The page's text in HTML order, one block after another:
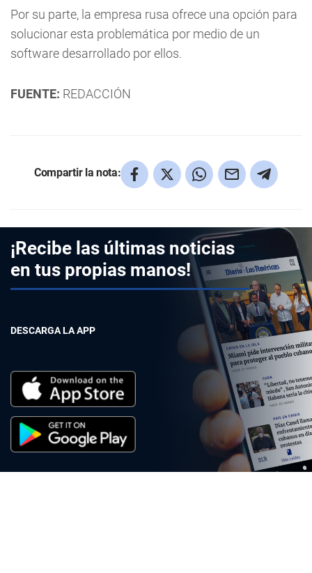
Por su parte, la empresa rusa ofrece una opción para
solucionar esta problemática por medio de un
software desarrollado por ellos.
FUENTE: REDACCIÓN
Compartir la nota:
¡Recibe las últimas noticias
en tus propias manos!
DESCARGA LA APP